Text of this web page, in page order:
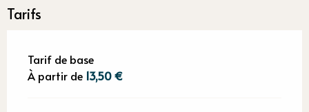
Tarifs
Tarif de base
À partir de 13,50 €